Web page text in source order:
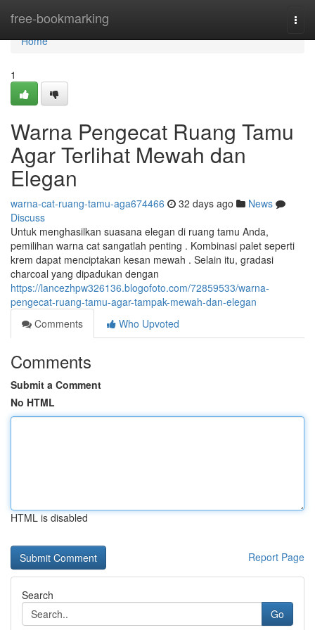
free-bookmarking
Home
Home
1
Warna Pengecat Ruang Tamu
Agar Terlihat Mewah dan
Elegan
warna-cat-ruang-tamu-aga674466 32 days ago
News
Discuss
Untuk menghasilkan suasana elegan di ruang tamu Anda,
pemilihan warna cat sangatlah penting . Kombinasi palet seperti
krem dapat menciptakan kesan mewah . Selain itu, gradasi
charcoal yang dipadukan dengan
https://lancezhpw326136.blogofoto.com/72859533/warna-
pengecat-ruang-tamu-agar-tampak-mewah-dan-elegan
Comments
Who Upvoted
Comments
Submit a Comment
No HTML
HTML is disabled
Report Page
Search
Go